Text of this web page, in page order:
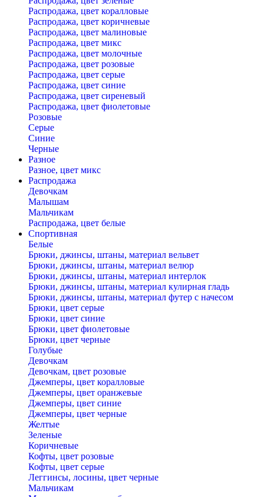
Распродажа, цвет коралловые
Распродажа, цвет коричневые
Распродажа, цвет малиновые
Распродажа, цвет микс
Распродажа, цвет молочные
Распродажа, цвет розовые
Распродажа, цвет серые
Распродажа, цвет синие
Распродажа, цвет сиреневый
Распродажа, цвет фиолетовые
Розовые
Серые
Синие
Черные
Разное
Разное, цвет микс
Распродажа
Девочкам
Малышам
Мальчикам
Распродажа, цвет белые
Спортивная
Белые
Брюки, джинсы, штаны, материал вельвет
Брюки, джинсы, штаны, материал велюр
Брюки, джинсы, штаны, материал интерлок
Брюки, джинсы, штаны, материал кулирная гладь
Брюки, джинсы, штаны, материал футер с начесом
Брюки, цвет серые
Брюки, цвет синие
Брюки, цвет фиолетовые
Брюки, цвет черные
Голубые
Девочкам
Девочкам, цвет розовые
Джемперы, цвет коралловые
Джемперы, цвет оранжевые
Джемперы, цвет синие
Джемперы, цвет черные
Желтые
Зеленые
Коричневые
Кофты, цвет розовые
Кофты, цвет серые
Леггинсы, лосины, цвет черные
Мальчикам